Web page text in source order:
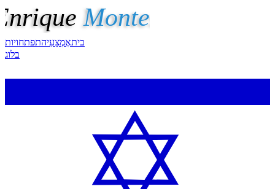
ביתאֶמְצָעִיהתפתחויות
בלוג